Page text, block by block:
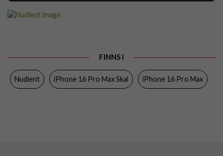
MagSafe-kompatibel, Slimmad
Färg Grön
FINNS I
Nudient iPhone 16 Pro Max Skal iPhone 16 Pro Max